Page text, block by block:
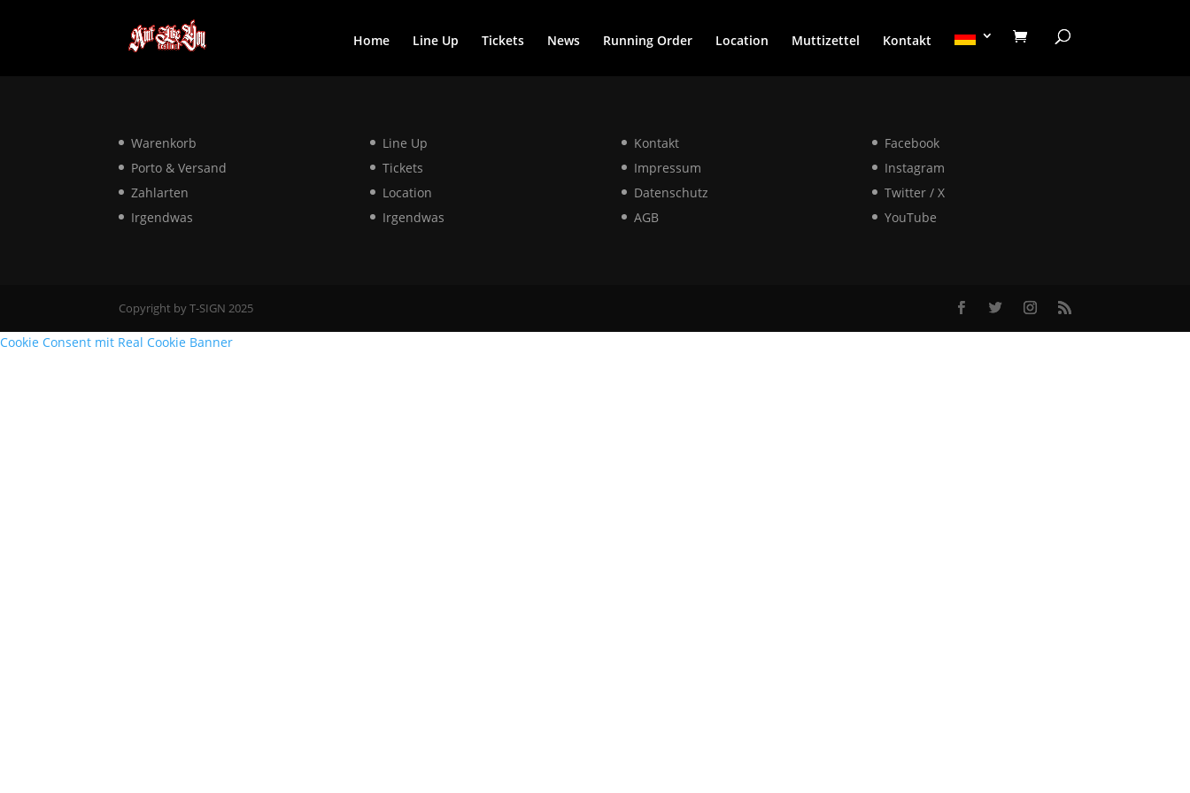
Home Line Up Tickets News Running Order Location Muttizettel Kontakt
Warenkorb
Porto & Versand
Zahlarten
Irgendwas
Line Up
Tickets
Location
Irgendwas
Kontakt
Impressum
Datenschutz
AGB
Facebook
Instagram
Twitter / X
YouTube
Copyright by T-SIGN 2025
Cookie Consent mit Real Cookie Banner